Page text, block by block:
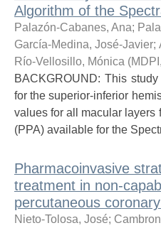
Algorithm of the
Palazón-Cabanes, Ana;
García-Medina, José-Javier;
Río-Vellosillo, Mónica (MDPI ,
BACKGROUND: This
for the superior-inferior
values for all macular layers
(PPA) available for the
Pharmacoinvasive
treatment in non-
percutaneous
Nieto-Tolosa, José;